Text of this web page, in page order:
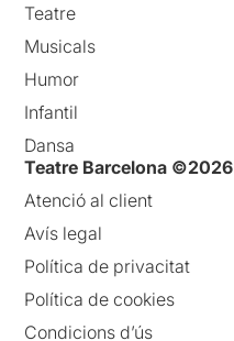
Teatre
Musicals
Humor
Infantil
Dansa
Teatre Barcelona ©2026
Atenció al client
Avís legal
Política de privacitat
Política de cookies
Condicions d’ús